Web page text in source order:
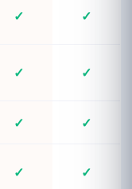
✓ ✓
✓ ✓
✓ ✓
✓ ✓